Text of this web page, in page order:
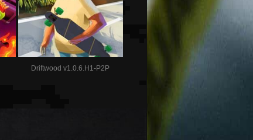
Driftwood v1.0.6.H1-P2P